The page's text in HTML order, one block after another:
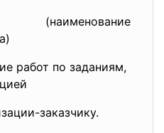
(наименование
работ по заданиям,
заказчику.